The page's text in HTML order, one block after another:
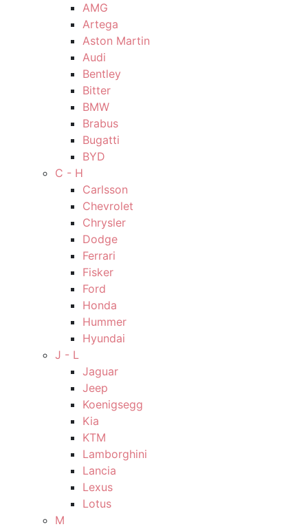
AMG
Artega
Aston Martin
Audi
Bentley
Bitter
BMW
Brabus
Bugatti
BYD
C - H
Carlsson
Chevrolet
Chrysler
Dodge
Ferrari
Fisker
Ford
Honda
Hummer
Hyundai
J - L
Jaguar
Jeep
Koenigsegg
Kia
KTM
Lamborghini
Lancia
Lexus
Lotus
M